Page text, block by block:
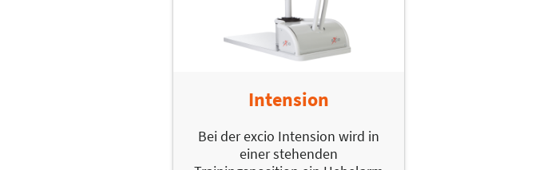
Intension
Bei der excio Intension wird in
einer stehenden